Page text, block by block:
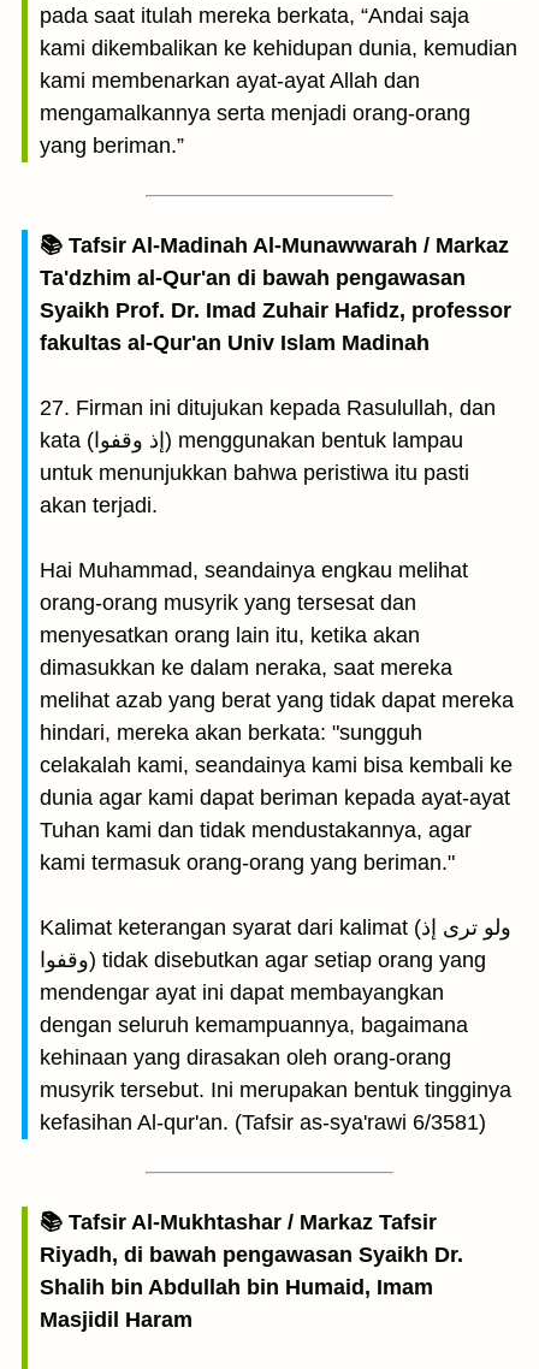
pada saat itulah mereka berkata, “Andai saja
kami dikembalikan ke kehidupan dunia, kemudian
kami membenarkan ayat-ayat Allah dan
mengamalkannya serta menjadi orang-orang
yang beriman.”
📚 Tafsir Al-Madinah Al-Munawwarah / Markaz
Ta'dzhim al-Qur'an di bawah pengawasan
Syaikh Prof. Dr. Imad Zuhair Hafidz, professor
fakultas al-Qur'an Univ Islam Madinah
27. Firman ini ditujukan kepada Rasulullah, dan
kata (إذ وقفوا) menggunakan bentuk lampau
untuk menunjukkan bahwa peristiwa itu pasti
akan terjadi.
Hai Muhammad, seandainya engkau melihat
orang-orang musyrik yang tersesat dan
menyesatkan orang lain itu, ketika akan
dimasukkan ke dalam neraka, saat mereka
melihat azab yang berat yang tidak dapat mereka
hindari, mereka akan berkata: "sungguh
celakalah kami, seandainya kami bisa kembali ke
dunia agar kami dapat beriman kepada ayat-ayat
Tuhan kami dan tidak mendustakannya, agar
kami termasuk orang-orang yang beriman."
Kalimat keterangan syarat dari kalimat (ولو ترى إذ
وقفوا) tidak disebutkan agar setiap orang yang
mendengar ayat ini dapat membayangkan
dengan seluruh kemampuannya, bagaimana
kehinaan yang dirasakan oleh orang-orang
musyrik tersebut. Ini merupakan bentuk tingginya
kefasihan Al-qur'an. (Tafsir as-sya'rawi 6/3581)
📚 Tafsir Al-Mukhtashar / Markaz Tafsir
Riyadh, di bawah pengawasan Syaikh Dr.
Shalih bin Abdullah bin Humaid, Imam
Masjidil Haram